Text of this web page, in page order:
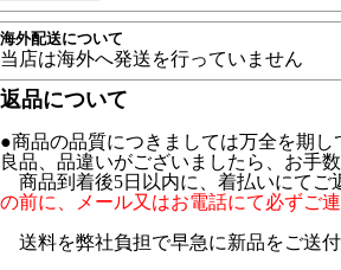
海外配送について
当店は海外へ発送を行っていません
返品について
●商品の品質につきましては万全を期し
良品、品違いがございましたら
商品到着後5日以内に、着払いにてご
の前に、メール又はお電話にて必ずご連
送料を弊社負担で早急に新品をご送付